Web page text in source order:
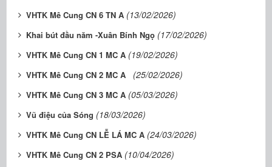
VHTK Mê Cung CN 6 TN A (13/02/2026)
Khai bút đầu năm -Xuân Bính Ngọ (17/02/2026)
VHTK Mê Cung CN 1 MC A (19/02/2026)
VHTK Mê Cung CN 2 MC A (25/02/2026)
VHTK Mê Cung CN 3 MC A (05/03/2026)
Vũ điệu của Sóng (18/03/2026)
VHTK Mê Cung CN LỄ LÁ MC A (24/03/2026)
VHTK Mê Cung CN 2 PSA (10/04/2026)